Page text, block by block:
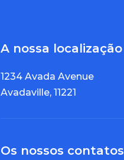
A nossa localização
1234 Avada Avenue
Avadaville, 11221
Os nossos contatos